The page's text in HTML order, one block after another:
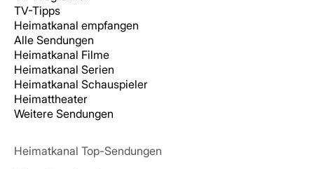
TV-Tipps
Heimatkanal empfangen
Alle Sendungen
Heimatkanal Filme
Heimatkanal Serien
Heimatkanal Schauspieler
Heimattheater
Weitere Sendungen
Heimatkanal Top-Sendungen